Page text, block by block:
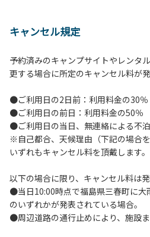
ご理解のうえ遵守いただけますよ
断りすることがございます。
項】
１．貴重品は各自で管理してくださ
２．安全管理上お子さまのみの単
い。
３．当キャンプサイト内の車の移
４．ゴミは指定された分別方法に
捨ててください。
５．BBQ及び焚火台の灰は鎮火を
捨ててください。
キャンセル規定
予約済みのキャンプサイトやレンタ
更する場合に所定のキャンセル料が発
●ご利用日の2日前：利用料金の30％
●ご利用日の前日：利用料金の50％
●ご利用日の当日、無連絡による不
※自己都合、天候理由（下記の場合
いずれもキャンセル料を頂戴します。
以下の場合に限り、キャンセル料は発
●当日10:00時点で福島県三春町に大
のいずれかが発表されている場合。
●周辺道路の通行止めにより、施設ま